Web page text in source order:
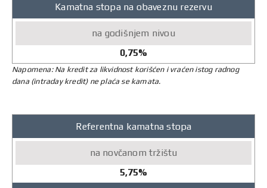
Kamatna stopa na obaveznu rezervu
0,75%
Napomena: Na kredit za likvidnost korišćen i vraćen istog radnog
dana (intraday kredit) ne plaća se kamata.
stope
novčanom
tržištu
Referentna kamatna stopa
5,75%